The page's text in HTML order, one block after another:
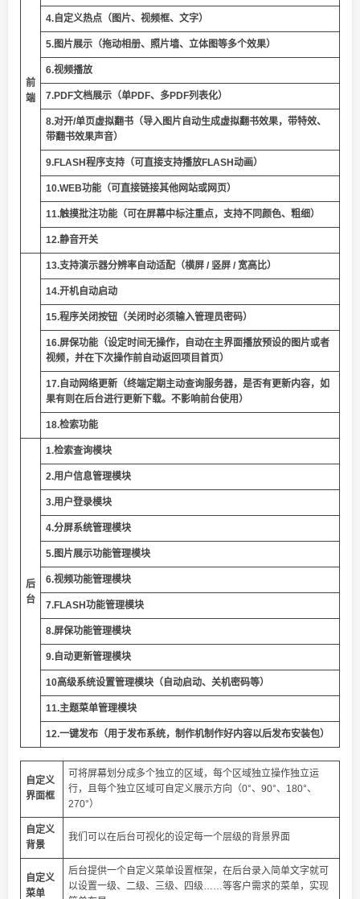
前
端
4.自定义热点（图片、视频框、文字）
5.图片展示（拖动相册、照片墙、立体图等多个效果）
6.视频播放
7.PDF文档展示（单PDF、多PDF列表化）
8.对开/单页虚拟翻书（导入图片自动生成虚拟翻书效果，带特效、
带翻书效果声音）
9.FLASH程序支持（可直接支持播放FLASH动画）
10.WEB功能（可直接链接其他网站或网页）
11.触摸批注功能（可在屏幕中标注重点，支持不同颜色、粗细）
12.静音开关
13.支持演示器分辨率自动适配（横屏 / 竖屏 / 宽高比）
14.开机自动启动
15.程序关闭按钮（关闭时必须输入管理员密码）
16.屏保功能（设定时间无操作，自动在主界面播放预设的图片或者
视频，并在下次操作前自动返回项目首页）
17.自动网络更新 （终端定期主动查询服务器，是否有更新内容，如
果有则在后台进行更新下载。不影响前台使用）
18.检索功能
后
台
1.检索查询模块
2.用户信息管理模块
3.用户登录模块
4.分屏系统管理模块
5.图片展示功能管理模块
6.视频功能管理模块
7.FLASH功能管理模块
8.屏保功能管理模块
9.自动更新管理模块
10高级系统设置管理模块（自动启动、关机密码等）
11.主题菜单管理模块
12.一键发布（用于发布系统，制作机制作好内容以后发布安装包）
自定义
界面框
可将屏幕划分成多个独立的区域，每个区域独立操作独立运
行，且每个独立区域可自定义展示方向（0°、90°、180°、
270°）
自定义
背景
我们可以在后台可视化的设定每一个层级的背景界面
自定义
菜单
后台提供一个自定义菜单设置框架，在后台录入简单文字就可
以设置一级、二级、三级、四级……等客户需求的菜单，实现